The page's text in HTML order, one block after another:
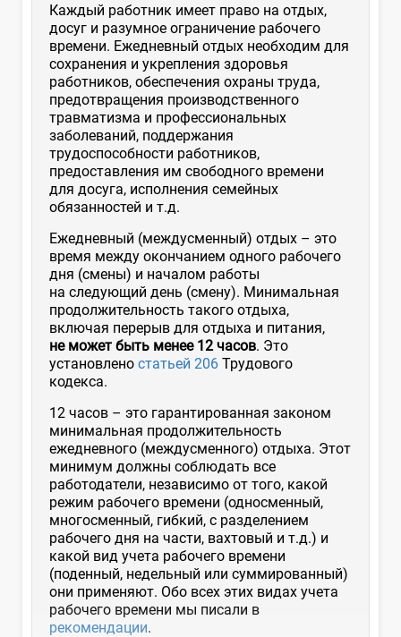
Каждый работник имеет право на отдых,
досуг и разумное ограничение рабочего
времени. Ежедневный отдых необходим для
сохранения и укрепления здоровья
работников, обеспечения охраны труда,
предотвращения производственного
травматизма и профессиональных
заболеваний, поддержания
трудоспособности работников,
предоставления им свободного времени
для досуга, исполнения семейных
обязанностей и т.д.
Ежедневный (междусменный) отдых – это
время между окончанием одного рабочего
дня (смены) и началом работы
на следующий день (смену). Минимальная
продолжительность такого отдыха,
включая перерыв для отдыха и питания,
не может быть менее 12 часов. Это
установлено статьей 206 Трудового
кодекса.
12 часов – это гарантированная законом
минимальная продолжительность
ежедневного (междусменного) отдыха. Этот
минимум должны соблюдать все
работодатели, независимо от того, какой
режим рабочего времени (односменный,
многосменный, гибкий, с разделением
рабочего дня на части, вахтовый и т.д.) и
какой вид учета рабочего времени
(поденный, недельный или суммированный)
они применяют. Обо всех этих видах учета
рабочего времени мы писали в
рекомендации.